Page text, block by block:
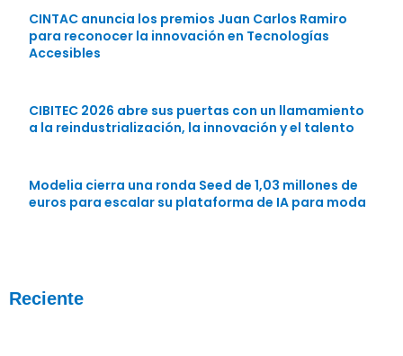
CINTAC anuncia los premios Juan Carlos Ramiro
para reconocer la innovación en Tecnologías
Accesibles
CIBITEC 2026 abre sus puertas con un llamamiento
a la reindustrialización, la innovación y el talento
Modelia cierra una ronda Seed de 1,03 millones de
euros para escalar su plataforma de IA para moda
Reciente